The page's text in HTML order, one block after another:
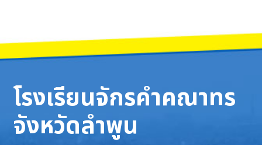
โรงเรียนจักรคำคณาทร
จังหวัดลำพูน